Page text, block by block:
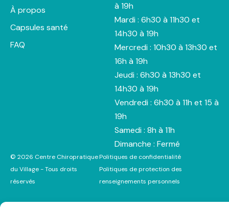
À propos
Capsules santé
FAQ
à 19h
Mardi : 6h30 à 11h30 et
14h30 à 19h
Mercredi : 10h30 à 13h30 et
16h à 19h
Jeudi : 6h30 à 13h30 et
14h30 à 19h
Vendredi : 6h30 à 11h et 15 à
19h
Samedi : 8h à 11h
Dimanche : Fermé
© 2026 Centre Chiropratique
du Village - Tous droits
réservés
Politiques de confidentialité
Politiques de protection des
renseignements personnels